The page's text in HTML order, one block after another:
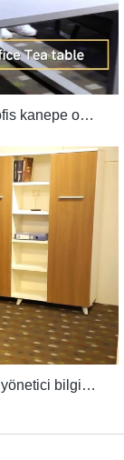
Profesyonel lüks modern deri 2 kişilik ofis kanepe odası takımı mobilya üreticileri
Modern yönetici ahşap ofis mobilyaları yönetici bilgisayar masası beyaz ofis masası sehpa takımı